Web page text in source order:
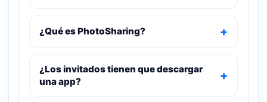
¿Qué es PhotoSharing?
¿Los invitados tienen que descargar
una app?